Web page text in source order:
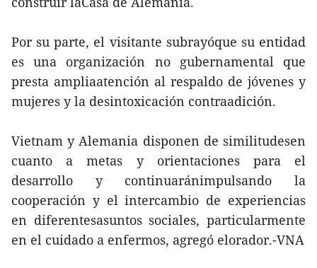
Por su parte, el visitante subrayóque su entidad
es una organización no gubernamental que
presta ampliaatención al respaldo de jóvenes y
mujeres y la desintoxicación contraadición.
Vietnam y Alemania disponen de similitudesen
cuanto a metas y orientaciones para el
desarrollo y continuaránimpulsando la
cooperación y el intercambio de experiencias
en diferentesasuntos sociales, particularmente
en el cuidado a enfermos, agregó elorador.-VNA